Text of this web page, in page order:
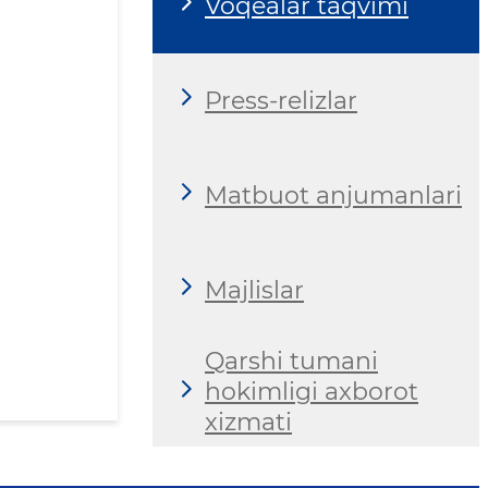
Voqealar taqvimi
Press-relizlar
Matbuot anjumanlari
Majlislar
Qarshi tumani
hokimligi axborot
xizmati